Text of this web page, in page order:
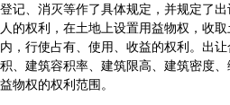
记、消灭等作了具体规定，并规定了
的权利，在土地上设置用益物权，收
，行使占有、使用、收益的权利。出
、建筑容积率、建筑限高、建筑密度
物权的权利范围。